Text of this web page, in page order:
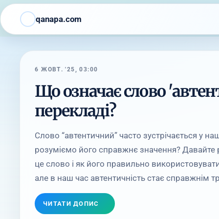
qanapa.com
6 ЖОВТ. '25, 03:00
Що означає слово
перекладі?
Слово “автентичний” часто зустрічається у
розуміємо його справжнє значення?
це слово і як його правильно
але в наш час автентичність стає справжнім
ЧИТАТИ ДОПИС